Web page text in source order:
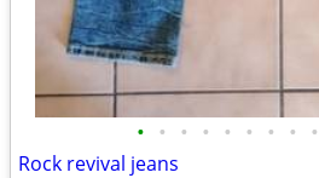
• • • • • • • • •
Rock revival jeans